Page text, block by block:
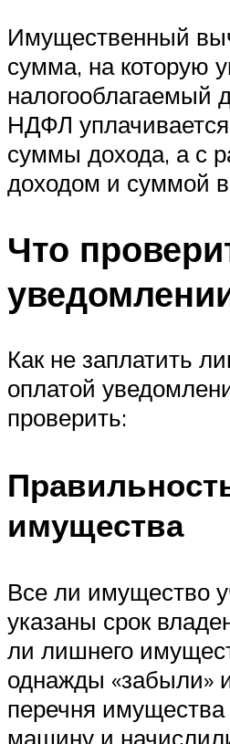
Имущественный
сумма, на которую
налогооблагаемый
НДФЛ
суммы дохода, а с
доходом и суммой
Что
Как не заплатить
оплатой
проверить:
имущества
Все ли имущество
указаны срок
ли лишнего
однажды «забыли»
перечня
машину и